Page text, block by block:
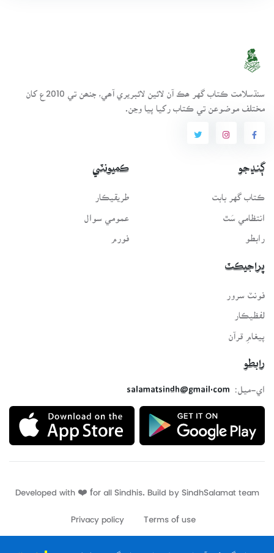
سنڌسلامت ڪتاب گهر ھڪ آن لائين لائبريري آھي، جنھن تي 2010ع کان
مختلف موضوعن تي ڪتاب رکيا پيا وڃن.
ڳنڍجو
ڪتاب گهر بابت
انتظامي سَٿ
رابطو
ڪميونٽي
طريقيڪار
عمومي سوال
فورم
پراجيڪٽ
لفظيڪار
پيغامِ قرآن
رابطو
اي-ميل:
salamatsindh@gmail.com
Developed with ❤️ for all Sindhis. Build by
Terms of use